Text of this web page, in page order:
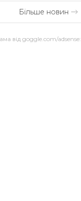
Більше новин
від goggle.com/adsense: